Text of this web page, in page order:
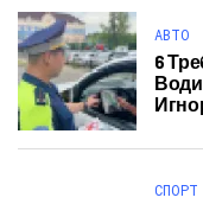
АВТО
6
СПОРТ